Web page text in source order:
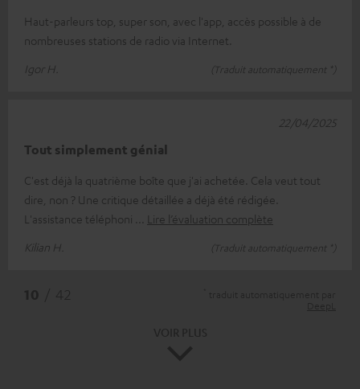
Haut-parleurs top, super son, avec l'app, accès possible à de
nombreuses stations de radio via Internet.
Igor H.
(Traduit automatiquement *)
Tout simplement génial
C'est déjà la quatrième boîte que j'ai achetée. Cela veut tout
dire, non ? Une critique détaillée a déjà été rédigée.
L'assistance téléphoni
Lire l’évaluation complète
Kilian H.
(Traduit automatiquement *)
22/04/2025